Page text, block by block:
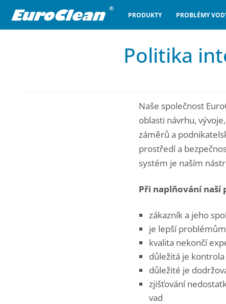
PRODUKTY PROBLÉMY
Politika
Naše společnost
oblasti návrhu,
záměrů a
prostředí a
systém je naším
Při naplňování
zákazník a jeho
je lepší
kvalita nekončí
důležitá je
důležité je
zjišťování
vad